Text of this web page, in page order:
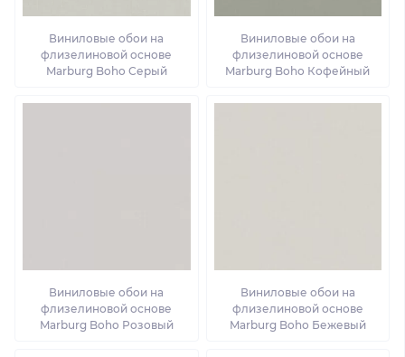
Виниловые обои на
флизелиновой основе
Marburg Boho Серый
Виниловые обои на
флизелиновой основе
Marburg Boho Кофейный
Виниловые обои на
флизелиновой основе
Marburg Boho Розовый
Виниловые обои на
флизелиновой основе
Marburg Boho Бежевый